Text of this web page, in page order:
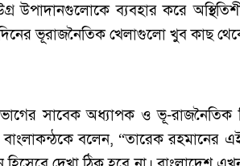
উপাদানগুলোকে ব্যবহার করে
ভূরাজনৈতিক খেলাগুলো খুব কাছ
বিভাগের সাবেক অধ্যাপক ও ভূ-
বাংলাকন্ঠকে বলেন, “তারেক রহমানের